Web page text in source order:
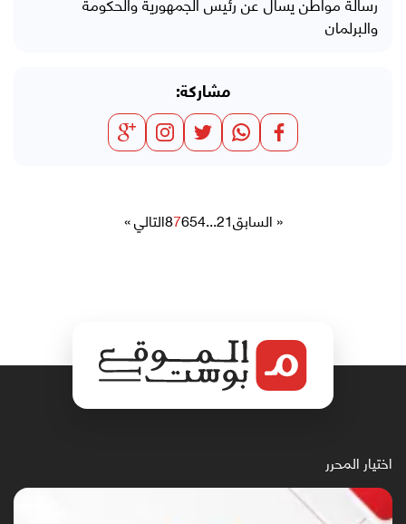
والبرلمان
مشاركة:
« السابق1
2
...
4
5
6
7
8التالي »
اختيار المحرر